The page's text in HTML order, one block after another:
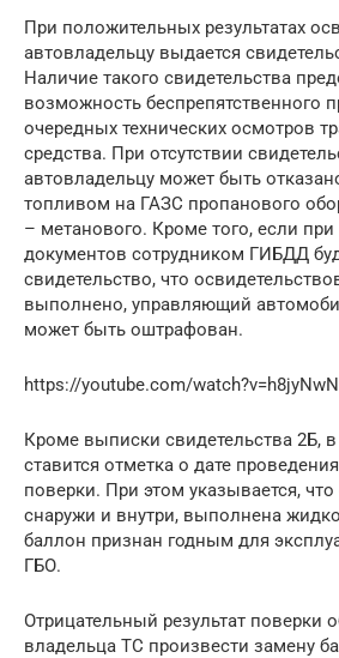
При положительных результатах
автовладельцу выдается
Наличие такого свидетельства
возможность беспрепятственного
очередных технических осмотров
средства. При отсутствии
автовладельцу может быть
топливом на ГАЗС пропанового
– метанового. Кроме того, если при
документов сотрудником ГИБДД
свидетельство, что
выполнено, управляющий
может быть оштрафован.
https://youtube.com/
Кроме выписки свидетельства 2Б, в
ставится отметка о дате
поверки. При этом указывается,
снаружи и внутри, выполнена
баллон признан годным для
ГБО.
Отрицательный результат поверки
владельца ТС произвести замену